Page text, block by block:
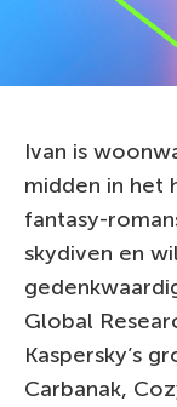
Ivan is
midden in het
fantasy-
skydiven en
Global
Kaspersky’s
Carbanak,